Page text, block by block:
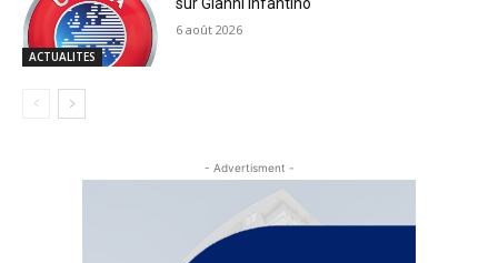
ACTUALITES
6 août 2026
- Advertisment -